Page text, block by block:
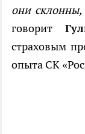
они склонны,
говорит
страховым
опыта СК